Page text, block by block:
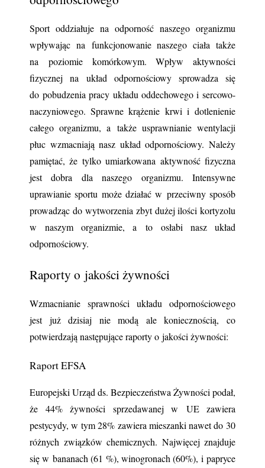
Sport oddziałuje na odporność naszego organizmu
wpływając na funkcjonowanie naszego ciała także
na poziomie komórkowym. Wpływ aktywności
fizycznej na układ odpornościowy sprowadza się
do pobudzenia pracy układu oddechowego i sercowo-
naczyniowego. Sprawne krążenie krwi i dotlenienie
całego organizmu, a także usprawnianie wentylacji
płuc wzmacniają nasz układ odpornościowy. Należy
pamiętać, że tylko umiarkowana aktywność fizyczna
jest dobra dla naszego organizmu. Intensywne
uprawianie sportu może działać w przeciwny sposób
prowadząc do wytworzenia zbyt dużej ilości kortyzolu
w naszym organizmie, a to osłabi nasz układ
odpornościowy.
Raporty o jakości żywności
Wzmacnianie sprawności układu odpornościowego
jest już dzisiaj nie modą ale koniecznością, co
potwierdzają następujące raporty o jakości żywności:
Raport EFSA
Europejski Urząd ds. Bezpieczeństwa Żywności podał,
że 44% żywności sprzedawanej w UE zawiera
pestycydy, w tym 28% zawiera mieszanki nawet do 30
różnych związków chemicznych. Najwięcej znajduje
się w bananach (61 %), winogronach (60%), i papryce